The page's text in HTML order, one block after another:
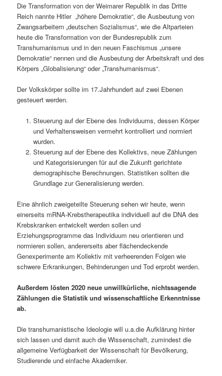
Die Transformation von der Weimarer Republik in das Dritte
Reich nannte Hitler „höhere Demokratie“, die Ausbeutung von
Zwangsarbeitern „deutschen Sozialismus“, wie die Altparteien
heute die Transformation von der Bundesrepublik zum
Transhumanismus und in den neuen Faschismus „unsere
Demokratie“ nennen und die Ausbeutung der Arbeitskraft und des
Körpers „Globalisierung“ oder „Transhumanismus“.
Der Volkskörper sollte im 17.Jahrhundert auf zwei Ebenen
gesteuert werden.
Steuerung auf der Ebene des Individuums, dessen Körper
und Verhaltensweisen vermehrt kontrolliert und normiert
wurden.
Steuerung auf der Ebene des Kollektivs, neue Zählungen
und Kategorisierungen für auf die Zukunft gerichtete
demographische Berechnungen. Statistiken sollten die
Grundlage zur Generalisierung werden.
Eine ähnlich zweigeteilte Steuerung sehen wir heute, wenn
einerseits mRNA-Krebstherapeutika individuell auf die DNA des
Krebskranken entwickelt werden sollen und
Erziehungsprogramme das Individuum neu orientieren und
normieren sollen, andererseits aber flächendeckende
Genexperimente am Kollektiv mit verheerenden Folgen wie
schwere Erkrankungen, Behinderungen und Tod erprobt werden.
Außerdem lösten 2020 neue unwillkürliche, nichtssagende
Zählungen die Statistik und wissenschaftliche Erkenntnisse
ab.
Die transhumanistische Ideologie will u.a.die Aufklärung hinter
sich lassen und damit auch die Wissenschaft, zumindest die
allgemeine Verfügbarkeit der Wissenschaft für Bevölkerung,
Studierende und einfache Akademiker.